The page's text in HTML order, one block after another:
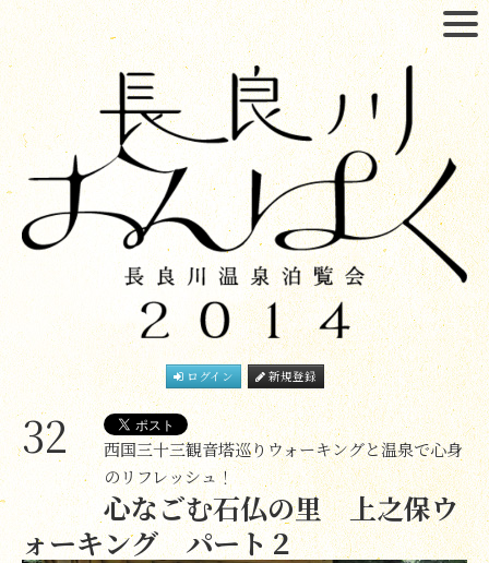
ログイン 新規登録
32
西国三十三観音塔巡りウォーキングと温泉で心身
のリフレッシュ！
心なごむ石仏の里 上之保ウ
ォーキング パート２